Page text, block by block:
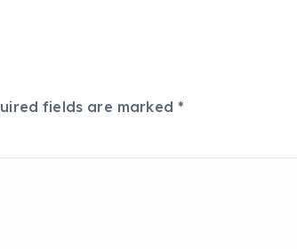
fields are marked*